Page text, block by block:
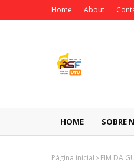
Home About
HOME SOBRE
Página inicial
FIM DA